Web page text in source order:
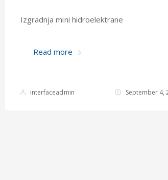
Izgradnja mini hidroelektrane
Read more
interfaceadmin September 4,